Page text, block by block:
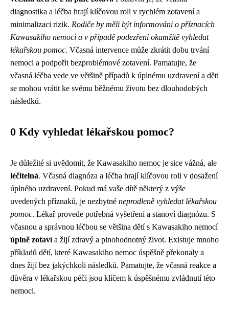
diagnostika a léčba hrají klíčovou roli v rychlém zotavení a
minimalizaci rizik. Rodiče by měli být informováni o příznacích
Kawasakiho nemoci a v případě podezření okamžitě vyhledat
lékařskou pomoc. Včasná intervence může zkrátit dobu trvání
nemoci a podpořit bezproblémové zotavení. Pamatujte, že
včasná léčba vede ve většině případů k úplnému uzdravení a děti
se mohou vrátit ke svému běžnému životu bez dlouhodobých
následků.
0 Kdy vyhledat lékařskou pomoc?
Je důležité si uvědomit, že Kawasakiho nemoc je sice vážná, ale
léčitelná. Včasná diagnóza a léčba hrají klíčovou roli v dosažení
úplného uzdravení. Pokud má vaše dítě některý z výše
uvedených příznaků, je nezbytné neprodleně vyhledat lékařskou
pomoc. Lékař provede potřebná vyšetření a stanoví diagnózu. S
včasnou a správnou léčbou se většina dětí s Kawasakiho nemocí
úplně zotavía žijí zdravý a plnohodnotný život. Existuje mnoho
příkladů dětí, které Kawasakiho nemoc úspěšně překonaly a
dnes žijí bez jakýchkoli následků. Pamatujte, že včasná reakce a
důvěra v lékařskou péči jsou klíčem k úspěšnému zvládnutí této
nemoci.